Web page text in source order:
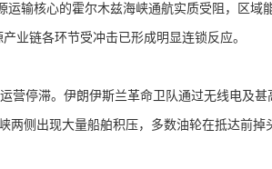
输核心的霍尔木兹海峡通航实质受阻，区域
业链各环节受冲击已形成明显连锁反应。
停滞。伊朗伊斯兰革命卫队通过无线电及甚
两侧出现大量船舶积压，多数油轮在抵达前